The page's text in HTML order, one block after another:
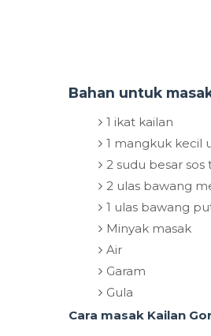
Bahan untuk
1 ikat kailan
1 mangkuk kecil
2 sudu besar sos
2 ulas bawang
1 ulas bawang
Minyak masak
Air
Garam
Gula
Cara masak Kailan